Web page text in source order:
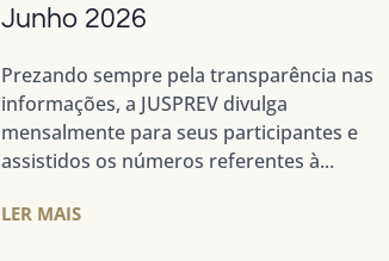
Junho 2026
Prezando sempre pela transparência nas
informações, a JUSPREV divulga
mensalmente para seus participantes e
assistidos os números referentes à...
LER MAIS